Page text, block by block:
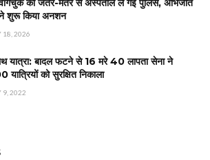
को जंतर-मंतर से अस्पताल ले गई पुलिस, अभिजीत
शुरू किया अनशन
18, 2026
यात्रा: बादल फटने से 16 मरे 40 लापता सेना ने
यात्रियों को सुरक्षित निकाला
9, 2022